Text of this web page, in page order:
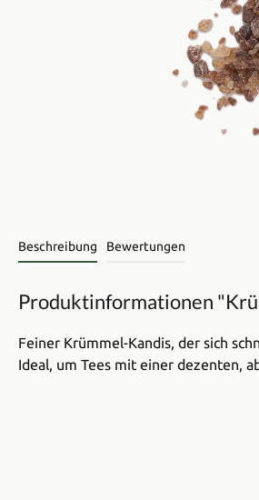
Beschreibung Bewertungen
Produktinformationen
Feiner Krümmel-Kandis, der sich
Ideal, um Tees mit einer dezenten,